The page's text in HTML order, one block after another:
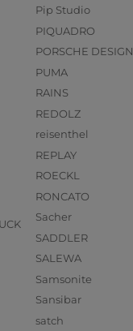
Pip Studio
PIQUADRO
PORSCHE DESIGN
PUMA
RAINS
REDOLZ
reisenthel
REPLAY
ROECKL
RONCATO
Sacher
SADDLER
SALEWA
Samsonite
Sansibar
satch